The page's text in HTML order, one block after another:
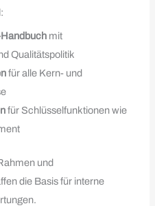
mit
Qualitätspolitik
für alle Kern- und
für Schlüsselfunktionen wie
und
die Basis für interne